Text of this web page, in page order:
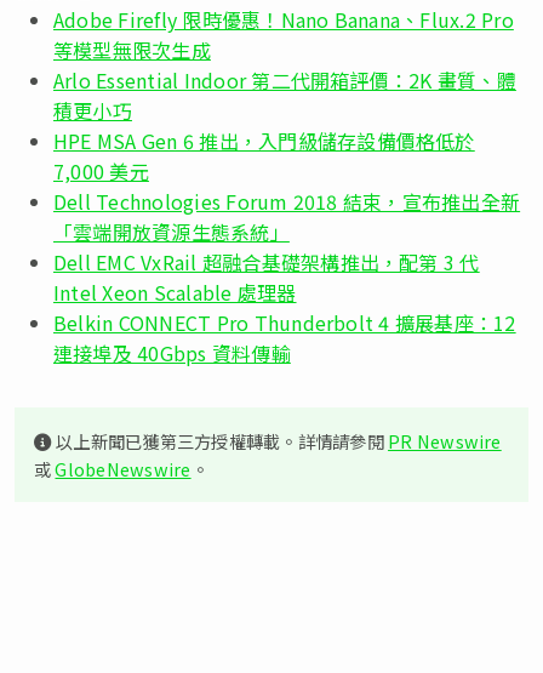
Adobe Firefly 限時優惠！Nano Banana、Flux.2 Pro
等模型無限次生成
Arlo Essential Indoor 第二代開箱評價：2K 畫質、體
積更小巧
HPE MSA Gen 6 推出，入門級儲存設備價格低於
7,000 美元
Dell Technologies Forum 2018 結束，宣布推出全新
「雲端開放資源生態系統」
Dell EMC VxRail 超融合基礎架構推出，配第 3 代
Intel Xeon Scalable 處理器
Belkin CONNECT Pro Thunderbolt 4 擴展基座：12
連接埠及 40Gbps 資料傳輸
以上新聞已獲第三方授權轉載。詳情請參閱PR Newswire
或GlobeNewswire 。